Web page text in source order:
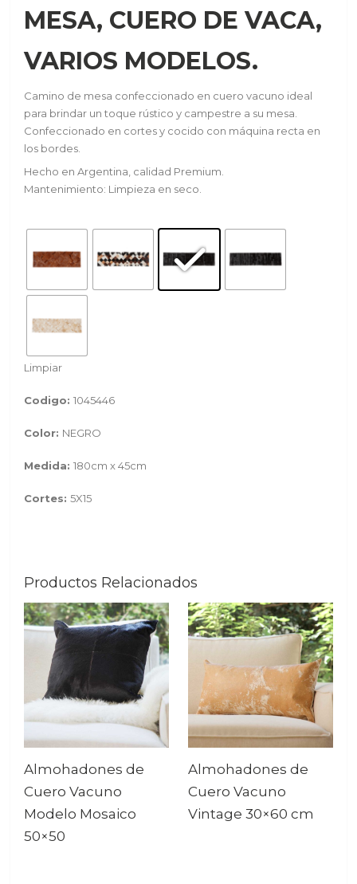
MESA, CUERO DE VACA,
VARIOS MODELOS.
Camino de mesa confeccionado en cuero vacuno ideal
para brindar un toque rústico y campestre a su mesa.
Confeccionado en cortes y cocido con máquina recta en
los bordes.
Hecho en Argentina, calidad Premium.
Mantenimiento: Limpieza en seco.
Limpiar
Codigo:1045446
Color: NEGRO
Medida:180cm x 45cm
Cortes:5X15
Productos Relacionados
Almohadones de
Cuero Vacuno
Modelo Mosaico
50×50
Almohadones de
Cuero Vacuno
Vintage 30×60 cm